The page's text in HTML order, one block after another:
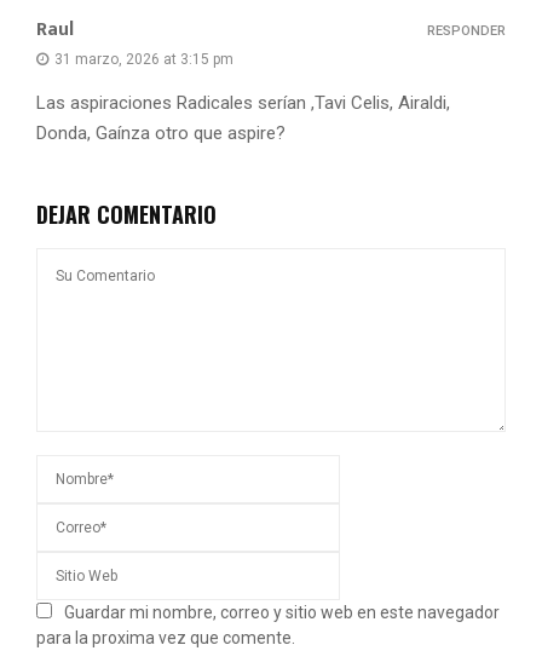
Raul
31 marzo, 2026 at 3:15 pm
Las aspiraciones Radicales serían ,Tavi Celis, Airaldi,
Donda, Gaínza otro que aspire?
RESPONDER
DEJAR COMENTARIO
Guardar mi nombre, correo y sitio web en este navegador
para la proxima vez que comente.